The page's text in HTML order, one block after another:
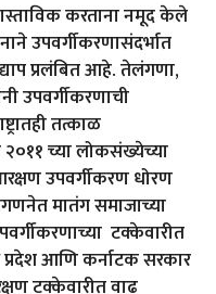
करताना नमूद केले
उपवर्गीकरणासंदर्भात
प्रलंबित आहे. तेलंगणा,
उपवर्गीकरणाची
तत्काळ
२०११ च्या लोकसंख्येच्या
उपवर्गीकरण धोरण
मातंग समाजाच्या
टक्केवारीत
आणि कर्नाटक सरकार